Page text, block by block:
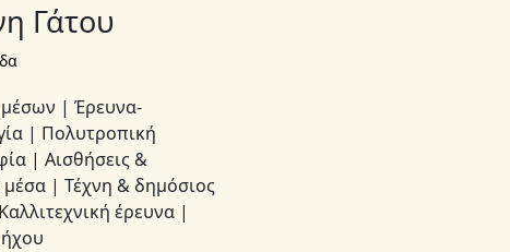
Γάτου
| Έρευνα-
| Πολυτροπική
| Αισθήσεις &
| Τέχνη & δημόσιος
έρευνα |